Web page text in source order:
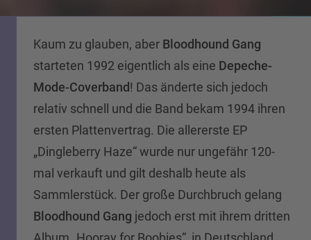
Kaum zu glauben, aber Bloodhound Gang
starteten 1992 eigentlich als eine Depeche-
Mode-Coverband! Das änderte sich jedoch
relativ schnell und die Band bekam 1994 ihren
ersten Plattenvertrag. Die allererste EP
„Dingleberry Haze“ wurde nur ungefähr 120-
mal verkauft und gilt deshalb heute als
Sammlerstück. Der große Durchbruch gelang
Bloodhound Gang jedoch erst mit ihrem dritten